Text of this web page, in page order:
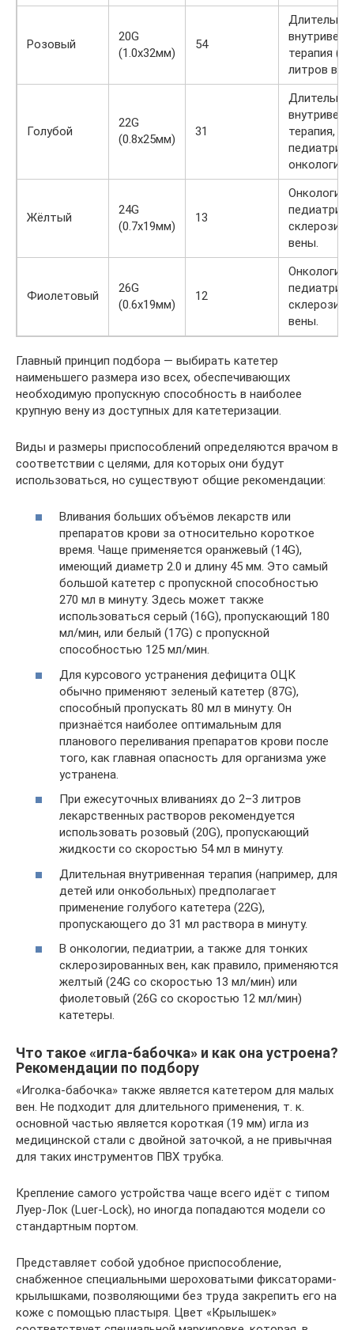
Розовый
20G
(1.0х32мм)
54
Длительная
терапия
литров в
Голубой
22G
(0.8х25мм)
31
Длительная
терапия,
педиатрия,
онкология.
Жёлтый
24G
(0.7х19мм)
13
Онкология,
педиатрия,
вены.
Фиолетовый
26G
(0.6х19мм)
12
Онкология,
педиатрия,
вены.
Главный принцип подбора — выбирать катетер
наименьшего размера изо всех, обеспечивающих
необходимую пропускную способность в наиболее
крупную вену из доступных для катетеризации.
Виды и размеры приспособлений определяются врачом в
соответствии с целями, для которых они будут
использоваться, но существуют общие рекомендации:
Вливания больших объёмов лекарств или
препаратов крови за относительно короткое
время. Чаще применяется оранжевый (14G),
имеющий диаметр 2.0 и длину 45 мм. Это самый
большой катетер с пропускной способностью
270 мл в минуту. Здесь может также
использоваться серый (16G), пропускающий 180
мл/мин, или белый (17G) с пропускной
способностью 125 мл/мин.
Для курсового устранения дефицита ОЦК
обычно применяют зеленый катетер (87G),
способный пропускать 80 мл в минуту. Он
признаётся наиболее оптимальным для
планового переливания препаратов крови после
того, как главная опасность для организма уже
устранена.
При ежесуточных вливаниях до 2–3 литров
лекарственных растворов рекомендуется
использовать розовый (20G), пропускающий
жидкости со скоростью 54 мл в минуту.
Длительная внутривенная терапия (например, для
детей или онкобольных) предполагает
применение голубого катетера (22G),
пропускающего до 31 мл раствора в минуту.
В онкологии, педиатрии, а также для тонких
склерозированных вен, как правило, применяются
желтый (24G со скоростью 13 мл/мин) или
фиолетовый (26G со скоростью 12 мл/мин)
катетеры.
Что такое «игла-бабочка» и как она устроена?
Рекомендации по подбору
«Иголка-бабочка» также является катетером для малых
вен. Не подходит для длительного применения, т. к.
основной частью является короткая (19 мм) игла из
медицинской стали с двойной заточкой, а не привычная
для таких инструментов ПВХ трубка.
Крепление самого устройства чаще всего идёт с типом
Луер-Лок (Luer-Lock), но иногда попадаются модели со
стандартным портом.
Представляет собой удобное приспособление,
снабженное специальными шероховатыми фиксаторами-
крылышками, позволяющими без труда закрепить его на
коже с помощью пластыря. Цвет «Крылышек»